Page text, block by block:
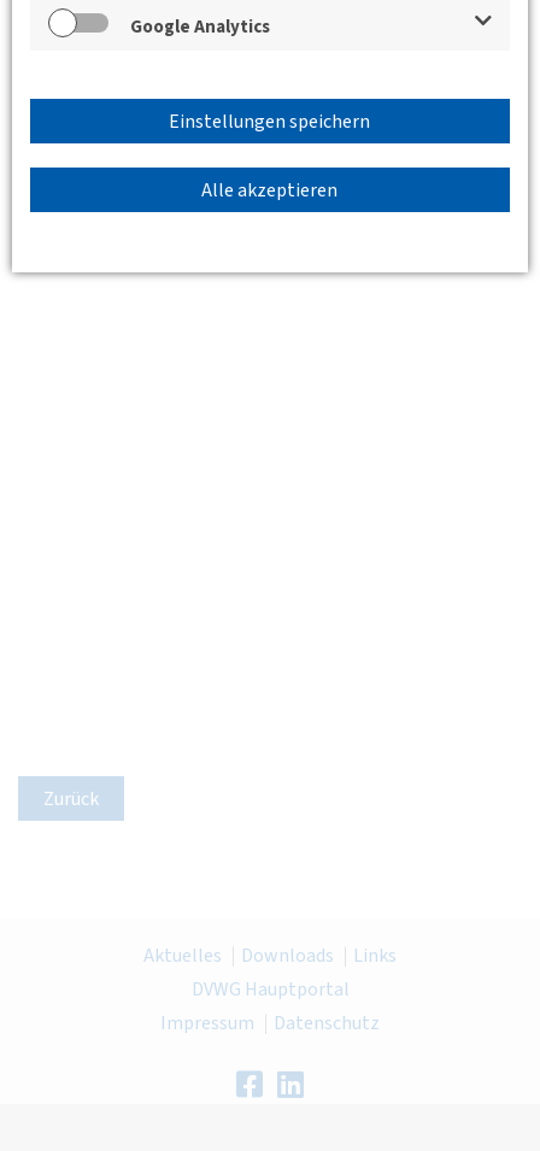
Google Analytics
Einstellungen speichern
Alle akzeptieren
Im Anschluss an die Vorträge besteht Gelegenheit zur
Eine Teilnahme ist nur nach vorheriger Anmeldung
möglich. Bitte melden Sie sich per E-Mail an:
Zurück
Aktuelles Downloads
Links
DVWG Hauptportal
Impressum
Datenschutz